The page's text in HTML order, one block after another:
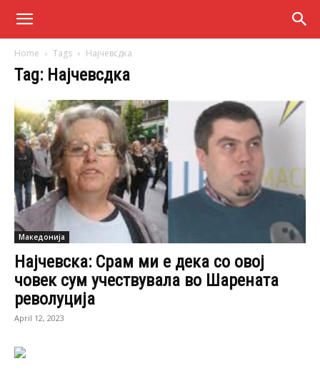
Home Tags Најчевсдка
Tag: Најчевсдка
Македонија
Најчевска: Срам ми е дека со овој
човек сум учествувала во Шарената
револуција
April 12, 2023